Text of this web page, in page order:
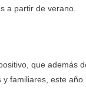
a partir de verano.
que además
familiares, este año